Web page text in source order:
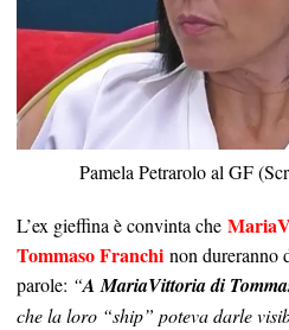
Pamela Petrarolo al GF
L’ex gieffina è convinta che
Tommaso Franchi non dureranno
parole: “A MariaVittoria di
che la loro “ship” poteva darle